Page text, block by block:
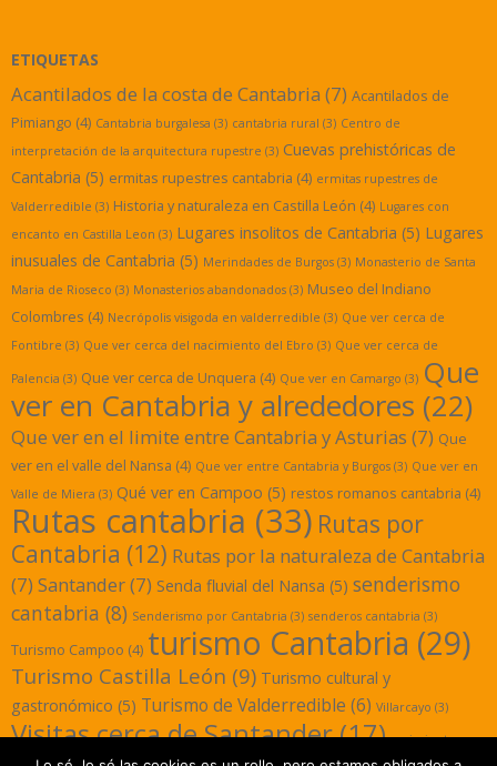
ETIQUETAS
Acantilados de la costa de Cantabria (7) Acantilados de
Pimiango (4) Cantabria burgalesa (3) cantabria rural (3) Centro de
interpretación de la arquitectura rupestre (3) Cuevas prehistóricas de
Cantabria (5) ermitas rupestres cantabria (4) ermitas rupestres de
Valderredible (3) Historia y naturaleza en Castilla León (4) Lugares con
encanto en Castilla Leon (3) Lugares insolitos de Cantabria (5) Lugares
inusuales de Cantabria (5) Merindades de Burgos (3) Monasterio de Santa
Maria de Rioseco (3) Monasterios abandonados (3) Museo del Indiano
Colombres (4) Necrópolis visigoda en valderredible (3) Que ver cerca de
Fontibre (3) Que ver cerca del nacimiento del Ebro (3) Que ver cerca de
Palencia (3) Que ver cerca de Unquera (4) Que ver en Camargo (3) Que
ver en Cantabria y alrededores (22)
Que ver en el limite entre Cantabria y Asturias (7) Que
ver en el valle del Nansa (4) Que ver entre Cantabria y Burgos (3) Que ver en
Valle de Miera (3) Qué ver en Campoo (5) restos romanos cantabria (4)
Rutas cantabria (33) Rutas por
Cantabria (12) Rutas por la naturaleza de Cantabria
(7) Santander(7) Senda fluvial del Nansa (5) senderismo
cantabria (8) Senderismo por Cantabria (3) senderos cantabria (3)
Turismo Campoo (4) turismo Cantabria (29)
Turismo Castilla León (9) Turismo cultural y
gastronómico (5) Turismo de Valderredible (6) Villarcayo (3)
Visitas cerca de Santander(17) yacimientos